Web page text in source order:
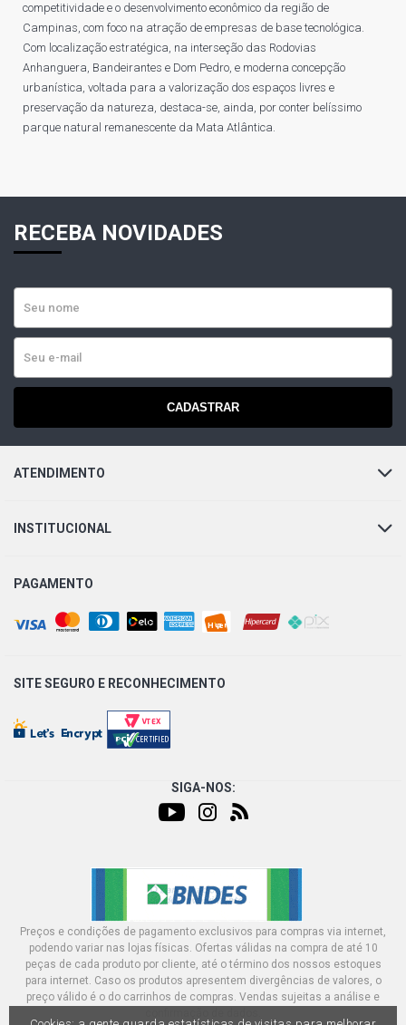
competitividade e o desenvolvimento econômico da região de
Campinas, com foco na atração de empresas de base tecnológica.
Com localização estratégica, na interseção das Rodovias
Anhanguera, Bandeirantes e Dom Pedro, e moderna concepção
urbanística, voltada para a valorização dos espaços livres e
preservação da natureza, destaca-se, ainda, por conter belíssimo
parque natural remanescente da Mata Atlântica.
RECEBA NOVIDADES
CADASTRAR
ATENDIMENTO
INSTITUCIONAL
PAGAMENTO
SITE SEGURO E RECONHECIMENTO
SIGA-NOS:
Preços e condições de pagamento exclusivos para compras via internet,
podendo variar nas lojas físicas. Ofertas válidas na compra de até 10
peças de cada produto por cliente, até o término dos nossos estoques
para internet. Caso os produtos apresentem divergências de valores, o
preço válido é o do carrinhos de compras. Vendas sujeitas a análise e